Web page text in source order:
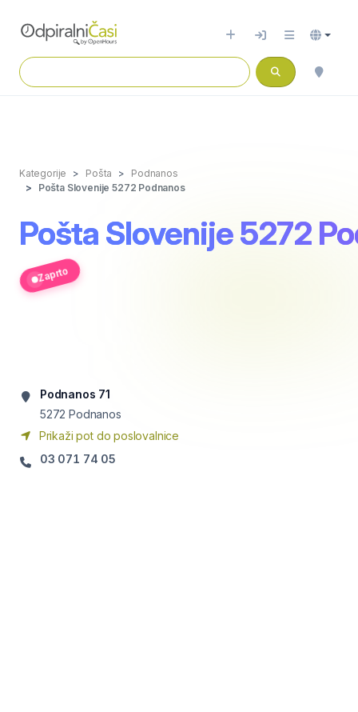
Kategorije Pošta
Podnanos
Pošta Slovenije 5272 Podnanos
Pošta Slovenije 5272
Zaprto
Podnanos 71
5272 Podnanos
Prikaži pot do poslovalnice
03 071 74 05